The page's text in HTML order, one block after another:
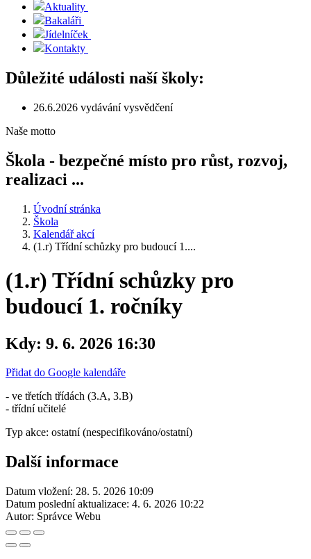
Aktuality
Bakaláři
Jídelníček
Kontakty
Důležité události naší školy:
26.6.2026 vydávání vysvědčení
Naše motto
Škola - bezpečné místo pro růst, rozvoj,
realizaci ...
Úvodní stránka
Škola
Kalendář akcí
(1.r) Třídní schůzky pro budoucí 1....
(1.r) Třídní schůzky pro
budoucí 1. ročníky
Kdy: 9. 6. 2026 16:30
Přidat do Google kalendáře
- ve třetích třídách (3.A, 3.B)
- třídní učitelé
Typ akce: ostatní (nespecifikováno/ostatní)
Další informace
Datum vložení: 28. 5. 2026 10:09
Datum poslední aktualizace: 4. 6. 2026 10:22
Autor: Správce Webu